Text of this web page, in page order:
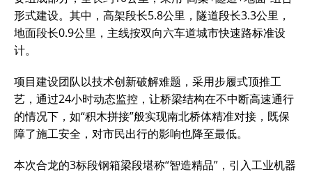
形式建设。其中，高架段长5.8公里，隧道段长3.3公里，
地面段长0.9公里，主线按双向六车道城市快速路标准设
计。
项目建设团队以技术创新破解难题，采用步履式顶推工
艺，通过24小时动态监控，让桥梁结构在不中断高速通行
的情况下，如“积木拼接”般实现南北桥体精准对接，既保
障了施工安全，对市民出行的影响也降至最低。
本次合龙的3标段钢箱梁段堪称“智造精品”，引入工业机器